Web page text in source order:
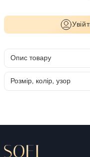
Опис товару
Розмір, колір, узор